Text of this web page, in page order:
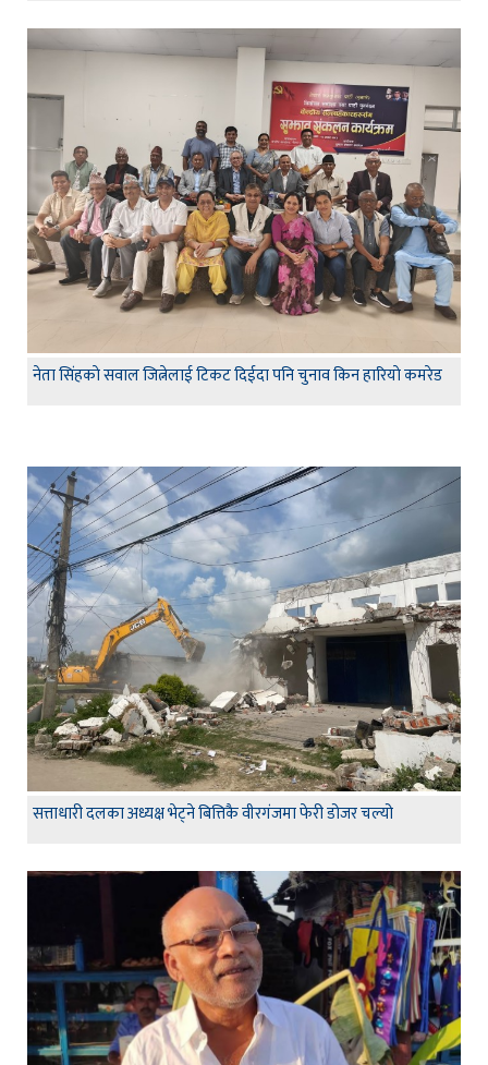
नेता सिंहकाे सवाल जित्नेलाई टिकट दिईदा पनि चुनाव किन हारियाे कमरेड
सत्ताधारी दलका अध्यक्ष भेट्ने बित्तिकै वीरगंजमा फेरी डोजर चल्यो